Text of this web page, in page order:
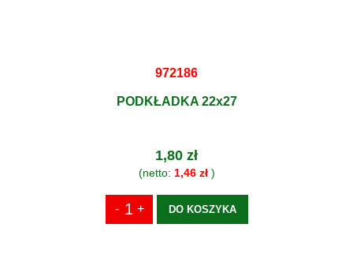
972186
PODKŁADKA 22x27
1,80 zł
(netto: 1,46 zł)
DO KOSZYKA